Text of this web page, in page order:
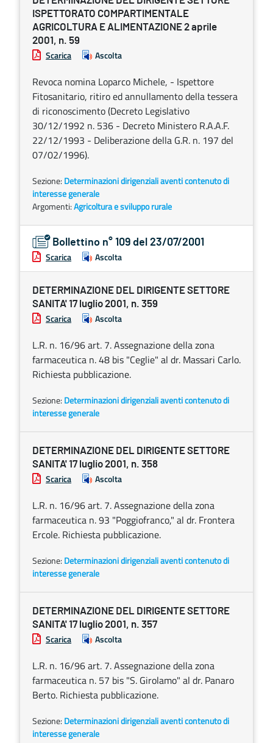
ISPETTORATO COMPARTIMENTALE
AGRICOLTURA E ALIMENTAZIONE 2 aprile
2001, n. 59
Scarica Ascolta
Revoca nomina Loparco Michele, - Ispettore
Fitosanitario, ritiro ed annullamento della tessera
di riconoscimento (Decreto Legislativo
30/12/1992 n. 536 - Decreto Ministero R.A.A.F.
22/12/1993 - Deliberazione della G.R. n. 197 del
07/02/1996).
Sezione: Determinazioni dirigenziali aventi contenuto di
interesse generale
Argomenti:Agricoltura e sviluppo rurale
Bollettino n° 109 del 23/07/2001
Scarica Ascolta
DETERMINAZIONE DEL DIRIGENTE SETTORE
SANITA' 17 luglio 2001, n. 359
Scarica Ascolta
L.R. n. 16/96 art. 7. Assegnazione della zona
farmaceutica n. 48 bis "Ceglie" al dr. Massari Carlo.
Richiesta pubblicazione.
Sezione: Determinazioni dirigenziali aventi contenuto di
interesse generale
DETERMINAZIONE DEL DIRIGENTE SETTORE
SANITA' 17 luglio 2001, n. 358
Scarica Ascolta
L.R. n. 16/96 art. 7. Assegnazione della zona
farmaceutica n. 93 "Poggiofranco," al dr. Frontera
Ercole. Richiesta pubblicazione.
Sezione: Determinazioni dirigenziali aventi contenuto di
interesse generale
DETERMINAZIONE DEL DIRIGENTE SETTORE
SANITA' 17 luglio 2001, n. 357
Scarica Ascolta
L.R. n. 16/96 art. 7. Assegnazione della zona
farmaceutica n. 57 bis "S. Girolamo" al dr. Panaro
Berto. Richiesta pubblicazione.
Sezione: Determinazioni dirigenziali aventi contenuto di
interesse generale